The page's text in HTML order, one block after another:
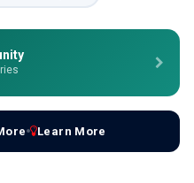
Learn More